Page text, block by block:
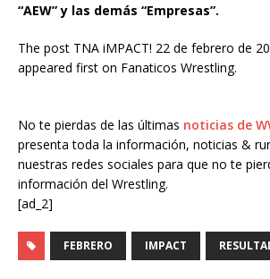
“AEW” y las demás “Empresas”.
The post TNA iMPACT! 22 de febrero de
appeared first on Fanaticos Wrestling.
No te pierdas de las últimas noticias de
presenta toda la información, noticias &
nuestras redes sociales para que no te
información del Wrestling.
[ad_2]
FEBRERO IMPACT